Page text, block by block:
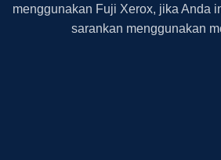
menggunakan Fuji Xerox, jika Anda
sarankan menggunakan